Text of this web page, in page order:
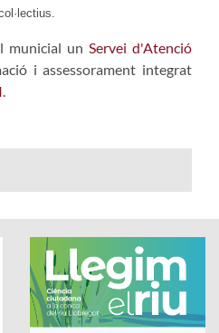
municial un Servei d'Atenció
i assessorament integrat
.
rating is 0 stars out of 5.